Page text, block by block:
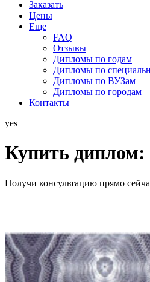
Заказать
Цены
Еще
FAQ
Отзывы
Дипломы по годам
Дипломы по
Дипломы по ВУЗам
Дипломы по городам
Контакты
yes
Купить диплом:
Получи консультацию прямо